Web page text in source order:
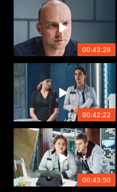
00:43:28
00:42:22
00:43:50